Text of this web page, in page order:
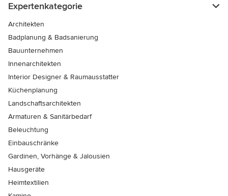
Expertenkategorie
Architekten
Badplanung & Badsanierung
Bauunternehmen
Innenarchitekten
Interior Designer & Raumausstatter
Küchenplanung
Landschaftsarchitekten
Armaturen & Sanitärbedarf
Beleuchtung
Einbauschränke
Gardinen, Vorhänge & Jalousien
Hausgeräte
Heimtextilien